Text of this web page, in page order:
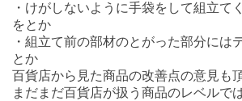
・けがしないように手袋をして組立て
をとか
・組立て前の部材のとがった部分には
とか
百貨店から見た商品の改善点の意見も
まだまだ百貨店が扱う商品のレベルで